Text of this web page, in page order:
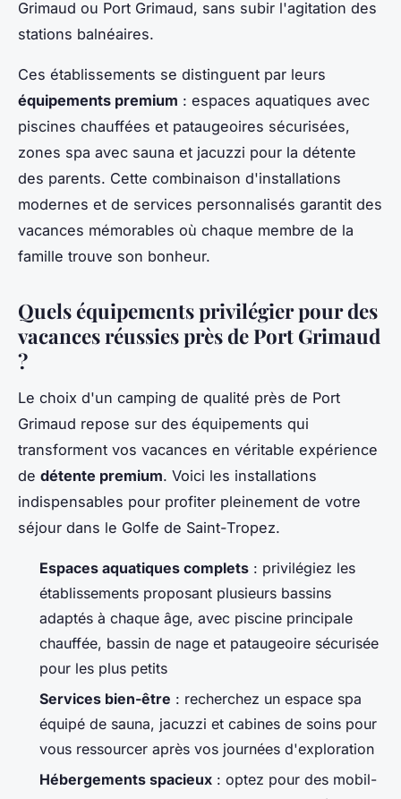
Grimaud ou Port Grimaud, sans subir l'agitation des
stations balnéaires.
Ces établissements se distinguent par leurs
équipements premium : espaces aquatiques avec
piscines chauffées et pataugeoires sécurisées,
zones spa avec sauna et jacuzzi pour la détente
des parents. Cette combinaison d'installations
modernes et de services personnalisés garantit des
vacances mémorables où chaque membre de la
famille trouve son bonheur.
Quels équipements privilégier pour des
vacances réussies près de Port Grimaud
?
Le choix d'un camping de qualité près de Port
Grimaud repose sur des équipements qui
transforment vos vacances en véritable expérience
de détente premium. Voici les installations
indispensables pour profiter pleinement de votre
séjour dans le Golfe de Saint-Tropez.
Espaces aquatiques complets : privilégiez les
établissements proposant plusieurs bassins
adaptés à chaque âge, avec piscine principale
chauffée, bassin de nage et pataugeoire sécurisée
pour les plus petits
Services bien-être : recherchez un espace spa
équipé de sauna, jacuzzi et cabines de soins pour
vous ressourcer après vos journées d'exploration
Hébergements spacieux : optez pour des mobil-